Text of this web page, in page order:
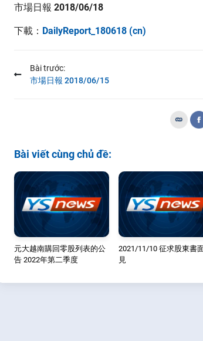
市場日報 2018/06/18
下載： DailyReport_180618 (cn)
Bài trước:
市場日報 2018/06/15
Bài viết cùng chủ đề:
元大越南購回零股列表的公
告 2022年第二季度
2021/11/10 征求股東書
見